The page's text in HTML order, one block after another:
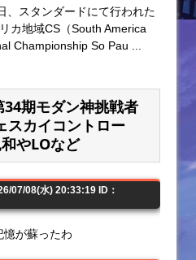
、スタンダードにて行われた
カ地域CS（South America
Championship So Pau ...
期モダン神挑戦者
スカイコントロー
やLOなど
07/08(水) 20:33:19 ID：
憶が蘇ったわ